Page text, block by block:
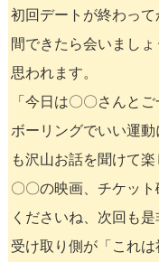
初回デートが終わっ
間できたら会いまし
思われます。
「今日は〇〇さんと
ボーリングでいい運
も沢山お話を聞けて
〇〇の映画、チケッ
くださいね、次回も
受け取り側が「これ